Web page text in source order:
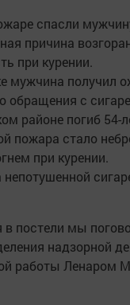
спасли
причина
при курении.
мужчина получил
обращения с
районе погиб 54-
пожара стало
при курении.
непотушенной
в постели мы
надзорной
работы Ленаром